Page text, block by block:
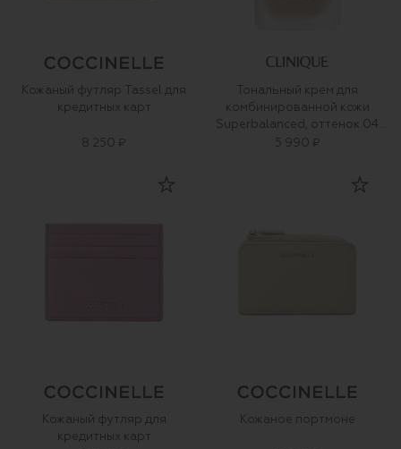
Кожаный футляр Tassel для
кредитных карт
8 250 ₽
Тональный крем для
комбинированной кожи
Superbalanced, оттенок 04
(30ml)
5 990 ₽
Кожаный футляр для
кредитных карт
Кожаное портмоне